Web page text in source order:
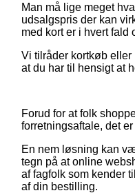
Man må lige meget
udsalgspris der kan
med kort er i hvert fald
Vi tilråder kortkøb
at du har til hensigt at
Forud for at folk
forretningsaftale, det
En nem løsning kan
tegn på at online
af fagfolk som kender
af din bestilling.